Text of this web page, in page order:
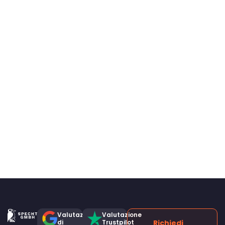
Valutazione
di
Valutazione
Trustpilot